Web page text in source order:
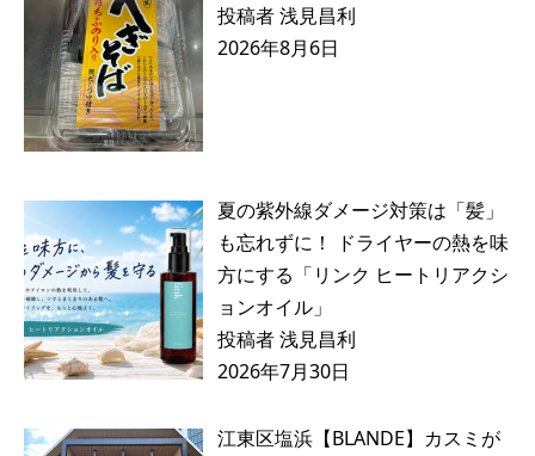
投稿者 浅見昌利
2026年8月6日
夏の紫外線ダメージ対策は「髪」
も忘れずに！ ドライヤーの熱を味
方にする「リンク ヒートリアクシ
ョンオイル」
投稿者 浅見昌利
2026年7月30日
江東区塩浜【BLANDE】カスミが